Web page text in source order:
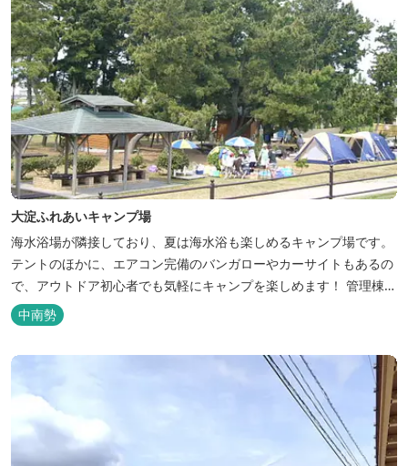
大淀ふれあいキャンプ場
海水浴場が隣接しており、夏は海水浴も楽しめるキャンプ場です。
テントのほかに、エアコン完備のバンガローやカーサイトもあるの
で、アウトドア初心者でも気軽にキャンプを楽しめます！ 管理棟、
水道、冷水シャワー、温水シャワー（有料）、共同休憩所、炊事
場、水洗トイレ、毛布（有料）、駐車場（宿泊の場合は無料、デイ
利用の場合は有料）完備しています。
中南勢